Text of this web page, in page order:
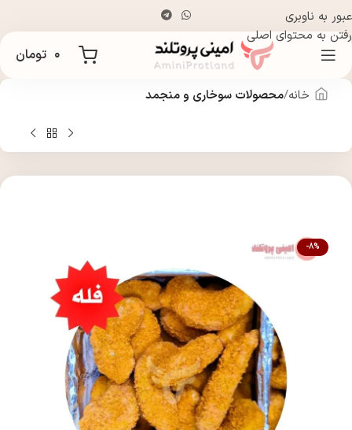
عبور به ناوبری
رفتن به محتوای اصلی
۰ تومان
خانه محصولات سوخاری و منجمد
-8%